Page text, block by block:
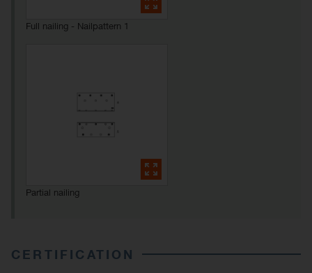
Full nailing - Nailpattern 1
Partial nailing
CERTIFICATION